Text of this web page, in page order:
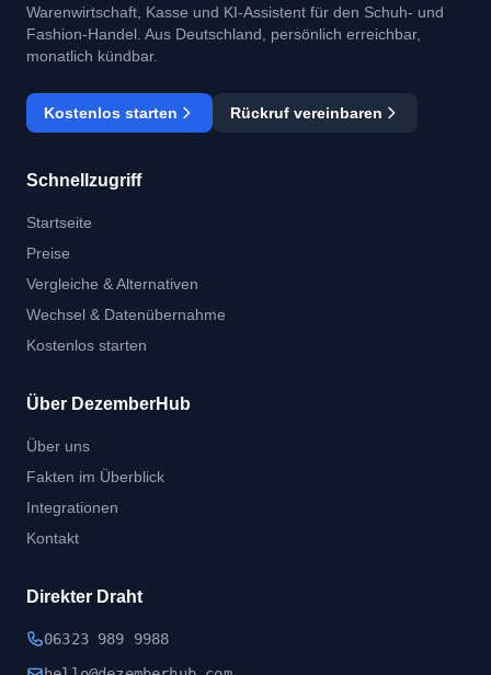
Warenwirtschaft, Kasse und KI-Assistent für den Schuh- und
Fashion-Handel. Aus Deutschland, persönlich erreichbar,
monatlich kündbar.
Kostenlos starten Rückruf vereinbaren
Schnellzugriff
Startseite
Preise
Vergleiche & Alternativen
Wechsel & Datenübernahme
Kostenlos starten
Über DezemberHub
Über uns
Fakten im Überblick
Integrationen
Kontakt
Direkter Draht
06323 989 9988